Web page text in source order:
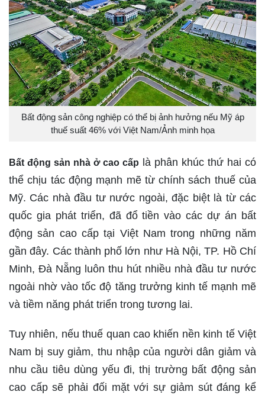
Bất động sản công nghiệp có thể bị ảnh hưởng nếu Mỹ áp
thuế suất 46% với Việt Nam/Ảnh minh họa
Bất động sản nhà ở cao cấp là phân khúc thứ hai có
thể chịu tác động mạnh mẽ từ chính sách thuế của
Mỹ. Các nhà đầu tư nước ngoài, đặc biệt là từ các
quốc gia phát triển, đã đổ tiền vào các dự án bất
động sản cao cấp tại Việt Nam trong những năm
gần đây. Các thành phố lớn như Hà Nội, TP. Hồ Chí
Minh, Đà Nẵng luôn thu hút nhiều nhà đầu tư nước
ngoài nhờ vào tốc độ tăng trưởng kinh tế mạnh mẽ
và tiềm năng phát triển trong tương lai.
Tuy nhiên, nếu thuế quan cao khiến nền kinh tế Việt
Nam bị suy giảm, thu nhập của người dân giảm và
nhu cầu tiêu dùng yếu đi, thị trường bất động sản
cao cấp sẽ phải đối mặt với sự giảm sút đáng kể